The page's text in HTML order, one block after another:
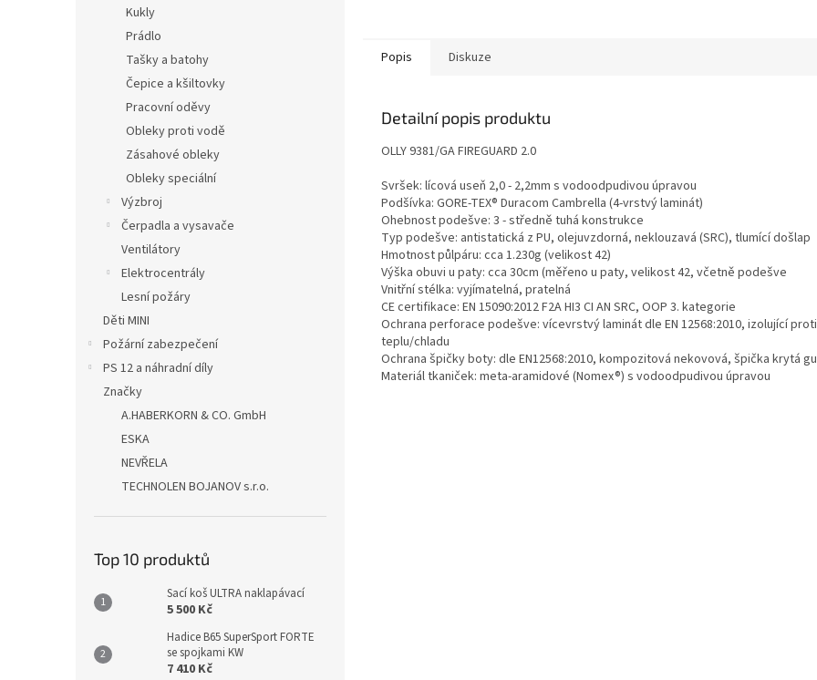
Kukly
Prádlo
Tašky a batohy
Čepice a kšiltovky
Pracovní oděvy
Obleky proti vodě
Zásahové obleky
Obleky speciální
Výzbroj
Čerpadla a vysavače
Ventilátory
Elektrocentrály
Lesní požáry
Děti MINI
Požární zabezpečení
PS 12 a náhradní díly
Značky
A.HABERKORN & CO. GmbH
ESKA
NEVŘELA
TECHNOLEN BOJANOV s.r.o.
Top 10 produktů
Sací koš ULTRA naklapávací
5 500 Kč
Hadice B65 SuperSport FORTE
se spojkami KW
7 410 Kč
Popis Diskuze
Detailní popis produktu
OLLY 9381/GA FIREGUARD 2.0
Svršek: lícová useň 2,0 - 2,2mm s vodoodpudivou úpravou
Podšívka: GORE-TEX® Duracom Cambrella (4-vrstvý laminát)
Ohebnost podešve: 3 - středně tuhá konstrukce
Typ podešve: antistatická z PU, olejuvzdorná, neklouzavá (SRC), tlumící došlap
Hmotnost půlpáru: cca 1.230g (velikost 42)
Výška obuvi u paty: cca 30cm (měřeno u paty, velikost 42, včetně podešve
Vnitřní stélka: vyjímatelná, pratelná
CE certifikace: EN 15090:2012 F2A HI3 CI AN SRC, OOP 3. kategorie
Ochrana perforace podešve: vícevrstvý laminát dle EN 12568:2010, izolující proti
teplu/chladu
Ochrana špičky boty: dle EN12568:2010, kompozitová nekovová, špička krytá
Materiál tkaniček: meta-aramidové (Nomex®) s vodoodpudivou úpravou